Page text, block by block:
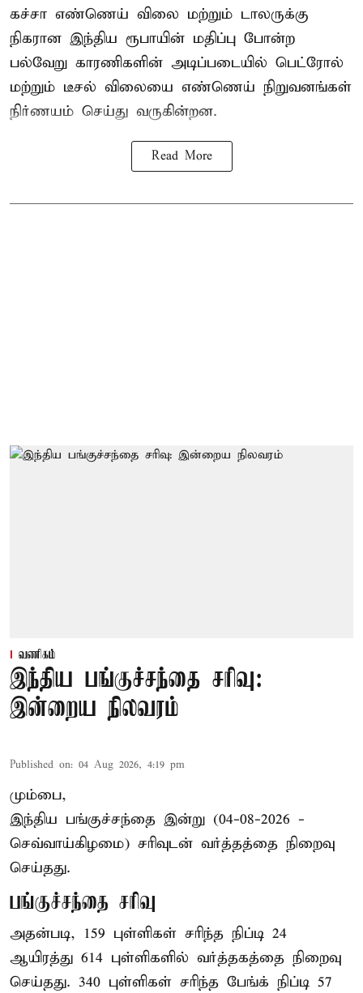
கச்சா எண்ணெய் விலை மற்றும் டாலருக்கு
நிகரான இந்திய ரூபாயின் மதிப்பு போன்ற
பல்வேறு காரணிகளின் அடிப்படையில் பெட்ரோல்
மற்றும் டீசல் விலையை எண்ணெய் நிறுவனங்கள்
நிர்ணயம் செய்து வருகின்றன.
Read More
வணிகம்
இந்திய பங்குச்சந்தை சரிவு:
இன்றைய நிலவரம்
Published on: 04 Aug 2026, 4:19 pm
மும்பை,
இந்திய பங்குச்சந்தை இன்று (04-08-2026 -
செவ்வாய்கிழமை) சரிவுடன் வர்த்தத்தை நிறைவு
செய்தது.
பங்குச்சந்தை சரிவு
அதன்படி, 159 புள்ளிகள் சரிந்த நிப்டி 24
ஆயிரத்து 614 புள்ளிகளில் வர்த்தகத்தை நிறைவு
செய்தது. 340 புள்ளிகள் சரிந்த பேங்க் நிப்டி 57